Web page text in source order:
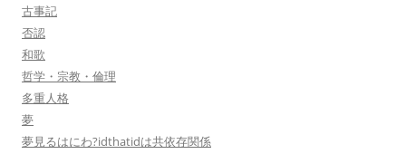
古事記
否認
和歌
哲学・宗教・倫理
多重人格
夢
夢見るはにわ?idthatidは共依存関係